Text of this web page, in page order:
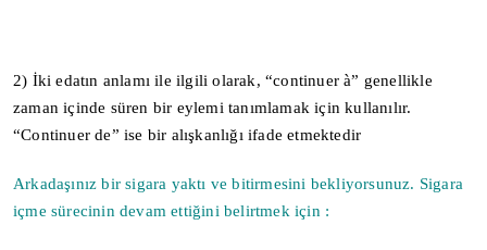
2) İki edatın anlamı ile ilgili olarak, “continuer à” genellikle
zaman içinde süren bir eylemi tanımlamak için kullanılır.
“Continuer de” ise bir alışkanlığı ifade etmektedir
Arkadaşınız bir sigara yaktı ve bitirmesini bekliyorsunuz. Sigara
içme sürecinin devam ettiğini belirtmek için :